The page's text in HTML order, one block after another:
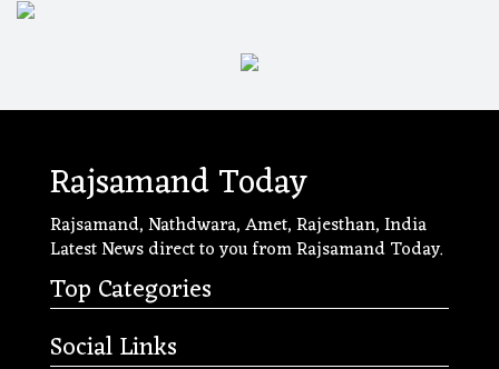
Rajsamand Today
Rajsamand, Nathdwara, Amet, Rajesthan, India
Latest News direct to you from Rajsamand Today.
Top Categories
Social Links